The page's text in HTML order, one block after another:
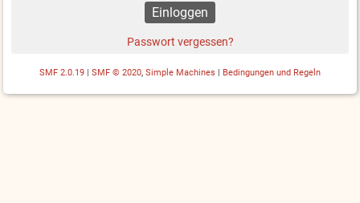
Passwort vergessen?
SMF 2.0.19 SMF © 2020, Simple Machines Bedingungen und Regeln